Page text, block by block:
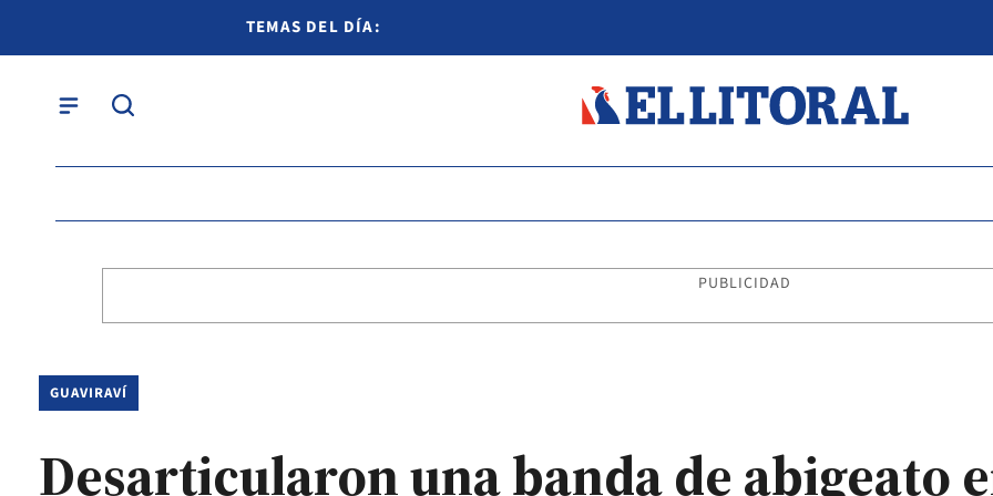
TEMAS DEL DÍA:
PUBLICIDAD
GUAVIRAVÍ
Desarticularon una banda de abigeato